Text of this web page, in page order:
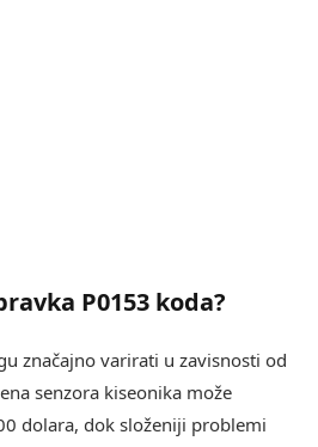
P0153 koda?
značajno varirati u zavisnosti od
senzora kiseonika može
dolara, dok složeniji problemi